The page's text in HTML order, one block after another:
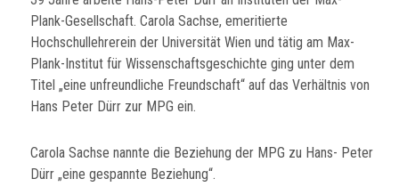
Plank-Gesellschaft. Carola Sachse, emeritierte
Hochschullehrerein der Universität Wien und tätig am Max-
Plank-Institut für Wissenschaftsgeschichte ging unter dem
Titel „eine unfreundliche Freundschaft“ auf das Verhältnis von
Hans Peter Dürr zur MPG ein.
Carola Sachse nannte die Beziehung der MPG zu Hans- Peter
Dürr „eine gespannte Beziehung“.